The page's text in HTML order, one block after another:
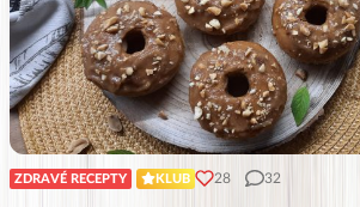
ZDRAVÉ RECEPTY KLUB 28 32